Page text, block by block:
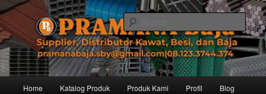
Skip
to
primary
contentPramana Baja Distributor Baja Besi
Kawat – 08.123.3744.374
Distributor dari Pabrik Besi Baja, Supplier Besi Baja, Jual besi beton. Info
dan Pemesanan hub. Ibu Rinanti 08.123.3744.374. Dgn harga yg kompetitif,
Amanah, dan pelayanan yg ramah, kami siap melayani segala kebutuhan
besi anda.
Home Katalog Produk Produk Kami Profil Blog